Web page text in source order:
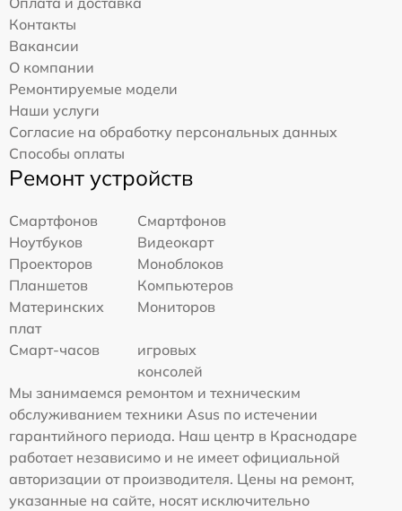
Контакты
Вакансии
О компании
Ремонтируемые модели
Наши услуги
Согласие на обработку персональных данных
Способы оплаты
Ремонт устройств
Смартфонов
Смартфонов
Ноутбуков
Видеокарт
Проекторов
Моноблоков
Планшетов
Компьютеров
Материнских
плат
Мониторов
Смарт-часов
игровых
консолей
Мы занимаемся ремонтом и техническим
обслуживанием техники Asus по истечении
гарантийного периода. Наш центр в Краснодаре
работает независимо и не имеет официальной
авторизации от производителя. Цены на ремонт,
указанные на сайте, носят исключительно